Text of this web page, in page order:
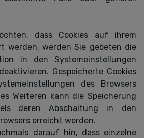
dass Cookies auf ihrem
werden, werden Sie gebeten die
in den Systemeinstellungen
Gespeicherte Cookies
des Browsers
Weiteren kann die Speicherung
deren Abschaltung in den
erreicht werden.
darauf hin, dass einzelne